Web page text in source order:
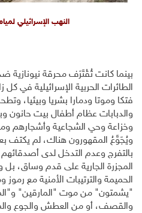
النهب الإسرائيلي
بينما كانت تُقْتَرَف محرقة نيونازية
الطائرات الحربية الإسرائيلية في
فتكا وموتا ودمارا بشريا وبيئيا،
والدبابات عظام أطفال بيت حانون
وخزاعة وحي الشجاعية وأشجارهم
ويُجَوَّعُ المقهورون هناك، لم يكتف
بالتفرج وعدم التدخل لدى أصدقائهم
المجزرة الجارية على قدم وساق، بل
الحميمة والترتيبات الأمنية مع رموز
"يشمتون" من موت "المارقين"
والقصف، أو من العطش والجوع